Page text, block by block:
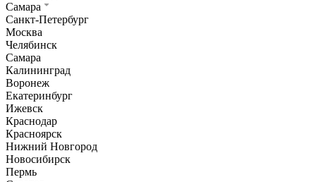
Самара
Санкт-Петербург
Москва
Челябинск
Самара
Калининград
Воронеж
Екатеринбург
Ижевск
Краснодар
Красноярск
Нижний Новгород
Новосибирск
Пермь